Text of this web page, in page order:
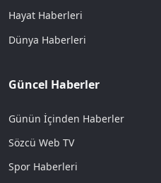
Hayat Haberleri
Dünya Haberleri
Güncel Haberler
Günün İçinden Haberler
Sözcü Web TV
Spor Haberleri